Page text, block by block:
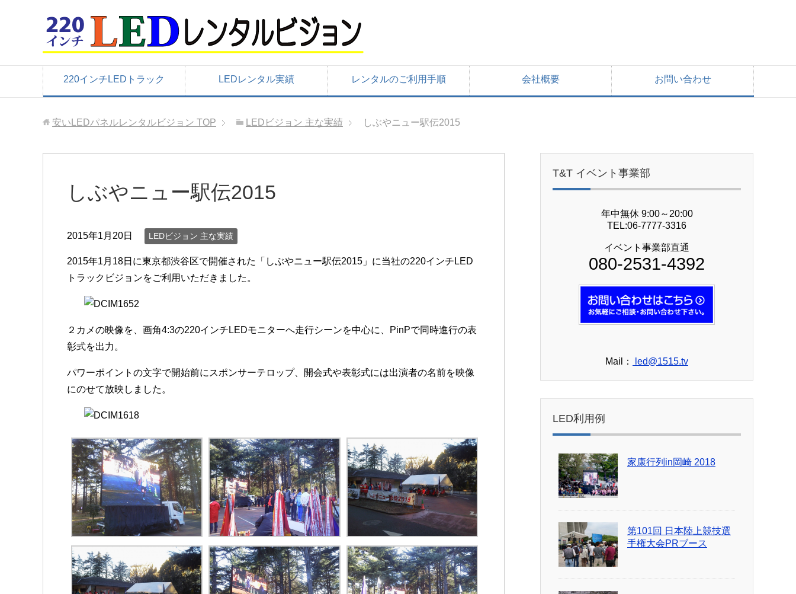
220インチLEDトラック LEDレンタル実績 レンタルのご利用手順 会社概要 お問い合わせ
安いLEDパネルレンタルビジョン TOP LEDビジョン 主な実績 しぶやニュー駅伝2015
しぶやニュー駅伝2015
2015年1月20日 LEDビジョン 主な実績
2015年1月18日に東京都渋谷区で開催された「しぶやニュー駅伝2015」に当社の220インチLED
トラックビジョンをご利用いただきました。
２カメの映像を、画角4:3の220インチLEDモニターへ走行シーンを中心に、PinPで同時進行の表
彰式を出力。
パワーポイントの文字で開始前にスポンサーテロップ、開会式や表彰式には出演者の名前を映像
にのせて放映しました。
T&T イベント事業部
年中無休 9:00～20:00
TEL:06-7777-3316
イベント事業部直通
080-2531-4392
Mail： led@1515.tv
LED利用例
家康行列in岡崎 2018
第101回 日本陸上競技選
手権大会PRブース